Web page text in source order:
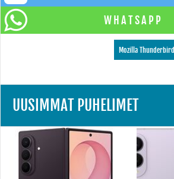
WHATSAPP
Mozilla Thunderbird
UUSIMMAT PUHELIMET